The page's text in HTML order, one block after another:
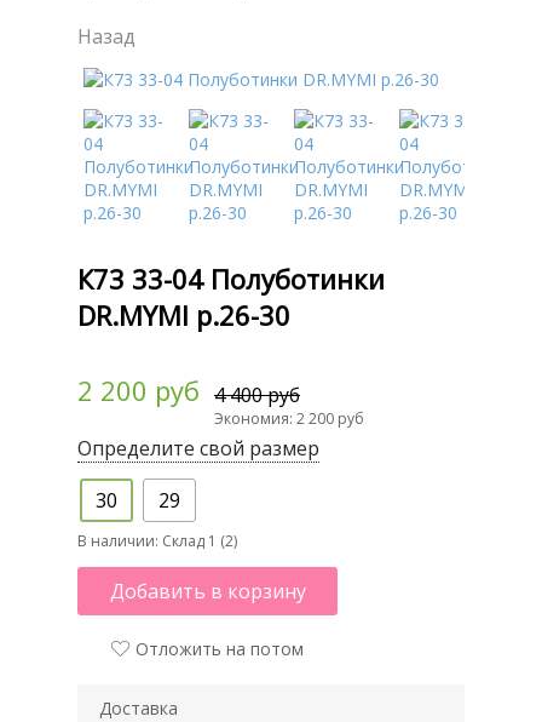
Назад
К73 33-04 Полуботинки
DR.MYMI р.26-30
2 200 руб 4 400 руб
Экономия: 2 200 руб
Определите свой размер
30
29
В наличии: Склад 1 (2)
Добавить в корзину
Отложить на потом
Доставка